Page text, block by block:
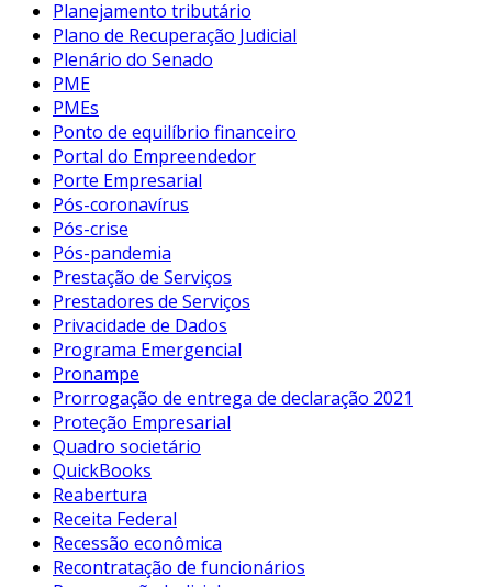
Planejamento tributário
Plano de Recuperação Judicial
Plenário do Senado
PME
PMEs
Ponto de equilíbrio financeiro
Portal do Empreendedor
Porte Empresarial
Pós-coronavírus
Pós-crise
Pós-pandemia
Prestação de Serviços
Prestadores de Serviços
Privacidade de Dados
Programa Emergencial
Pronampe
Prorrogação de entrega de declaração 2021
Proteção Empresarial
Quadro societário
QuickBooks
Reabertura
Receita Federal
Recessão econômica
Recontratação de funcionários